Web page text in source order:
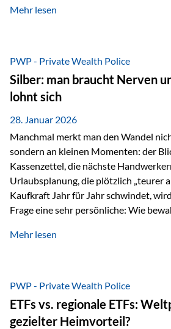
starken Anstiegen. Diese verändern
von geopolitischen Spannungen, einer
Geldmenge sowie strukturellen
Kapitalmärkten geprägt ist, bleibt
Nicht, weil…
Mehr lesen
PWP - Private Wealth Police
Silber: man braucht Nerven
lohnt sich
28. Januar 2026
Manchmal merkt man den Wandel
sondern an kleinen Momenten: der
Kassenzettel, die nächste
Urlaubsplanung, die plötzlich „teurer
Kaufkraft Jahr für Jahr schwindet,
Frage eine sehr persönliche: Wie
Sachwerten mit einer Investition in
gerade dann, wenn Märkte nervös
Mehr lesen
PWP - Private Wealth Police
ETFs vs. regionale ETFs:
gezielter Heimvorteil?